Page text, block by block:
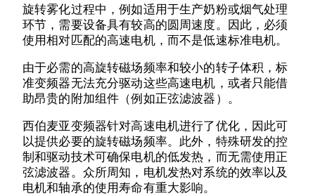
旋转雾化过程中，例如适用于生产奶粉或烟气处理
环节，需要设备具有较高的圆周速度。因此，必须
使用相对匹配的高速电机，而不是低速标准电机。
由于必需的高旋转磁场频率和较小的转子体积，标
准变频器无法充分驱动这些高速电机，或者只能借
助昂贵的附加组件（例如正弦滤波器）。
西伯麦亚变频器针对高速电机进行了优化，因此可
以提供必要的旋转磁场频率。此外，特殊研发的控
制和驱动技术可确保电机的低发热，而无需使用正
弦滤波器。众所周知，电机发热对系统的效率以及
电机和轴承的使用寿命有重大影响。